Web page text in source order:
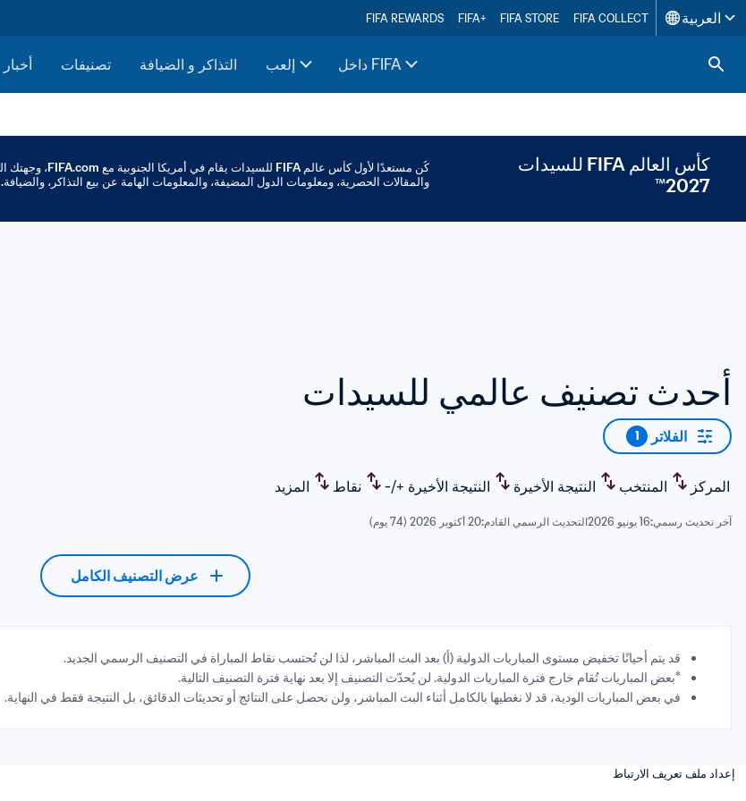
FIFA REWARDS FIFA+ FIFA STORE FIFA COLLECT العربية
أخبار تصنيفات التذاكر و الضيافة إلعب داخل FIFA
2027™
والمقالات الحصرية، ومعلومات الدول المضيفة، والمعلومات الهامة عن بيع التذاكر، والضيافة.
التصنيف العالمي للسيدات FIFA/Coca-Cola
أحدث تصنيف عالمي للسيدات
الفلاتر 1
المركز المنتخب النتيجة الأخيرة النتيجة الأخيرة +/- نقاط المزيد
آخر تحديث رسمي:16 يونيو 2026 التحديث الرسمي القادم:20 أكتوبر 2026 (74 يوم)
عرض التصنيف الكامل
قد يتم أحيانًا تخفيض مستوى المباريات الدولية (أ) بعد البث المباشر، لذا لن تُحتسب نقاط المباراة في التصنيف الرسمي الجديد.
*بعض المباريات تُقام خارج فترة المباريات الدولية. لن يُحدّث التصنيف إلا بعد نهاية فترة التصنيف التالية.
في بعض المباريات الودية، قد لا نغطيها بالكامل أثناء البث المباشر، ولن نحصل على النتائج أو تحديثات الدقائق، بل النتيجة فقط في النهاية.
إعداد ملف تعريف الارتباط